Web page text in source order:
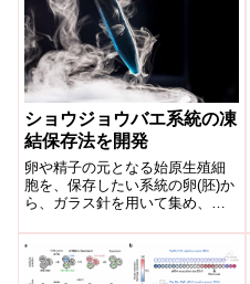
ショウジョウバエ系統の凍
結保存法を開発
卵や精子の元となる始原生殖細
胞を、保存したい系統の卵(胚)か
ら、ガラス針を用いて集め、液
開発し、ショウジョウバエ系統
を凍結保存することに世界で初
めて成功した。